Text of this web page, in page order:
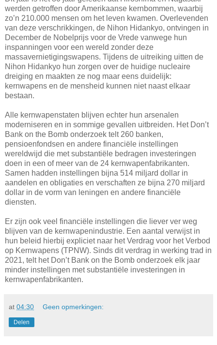
werden getroffen door Amerikaanse kernbommen, waarbij
zo’n 210.000 mensen om het leven kwamen. Overlevenden
van deze verschrikkingen, de Nihon Hidankyo, ontvingen in
December de Nobelprijs voor de Vrede vanwege hun
inspanningen voor een wereld zonder deze
massavernietigingswapens. Tijdens de uitreiking uitten de
Nihon Hidankyo hun zorgen over de huidige nucleaire
dreiging en maakten ze nog maar eens duidelijk:
kernwapens en de mensheid kunnen niet naast elkaar
bestaan.
Alle kernwapenstaten blijven echter hun arsenalen
moderniseren en in sommige gevallen uitbreiden. Het Don’t
Bank on the Bomb onderzoek telt 260 banken,
pensioenfondsen en andere financiële instellingen
wereldwijd die met substantiële bedragen investeringen
doen in een of meer van de 24 kernwapenfabrikanten.
Samen hadden instellingen bijna 514 miljard dollar in
aandelen en obligaties en verschaften ze bijna 270 miljard
dollar in de vorm van leningen en andere financiële
diensten.
Er zijn ook veel financiële instellingen die liever ver weg
blijven van de kernwapenindustrie. Een aantal verwijst in
hun beleid hierbij expliciet naar het Verdrag voor het Verbod
op Kernwapens (TPNW). Sinds dit verdrag in werking trad in
2021, telt het Don’t Bank on the Bomb onderzoek elk jaar
minder instellingen met substantiële investeringen in
kernwapenfabrikanten.
at 04:30 Geen opmerkingen:
Delen